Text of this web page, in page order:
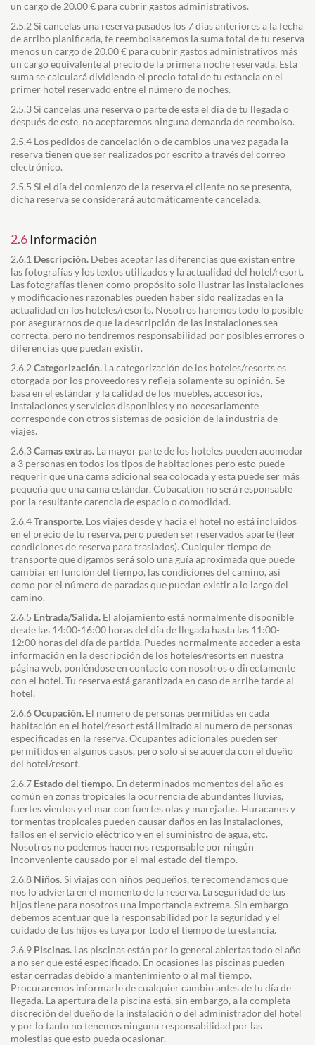
un cargo de 20.00 € para cubrir gastos administrativos.
2.5.2 Si cancelas una reserva pasados los 7 días anteriores a la fecha
de arribo planificada, te reembolsaremos la suma total de tu reserva
menos un cargo de 20.00 € para cubrir gastos administrativos más
un cargo equivalente al precio de la primera noche reservada. Esta
suma se calculará dividiendo el precio total de tu estancia en el
primer hotel reservado entre el número de noches.
2.5.3 Si cancelas una reserva o parte de esta el día de tu llegada o
después de este, no aceptaremos ninguna demanda de reembolso.
2.5.4 Los pedidos de cancelación o de cambios una vez pagada la
reserva tienen que ser realizados por escrito a través del correo
electrónico.
2.5.5 Si el día del comienzo de la reserva el cliente no se presenta,
dicha reserva se considerará automáticamente cancelada.
2.6Información
2.6.1 Descripción. Debes aceptar las diferencias que existan entre
las fotografías y los textos utilizados y la actualidad del hotel/resort.
Las fotografías tienen como propósito solo ilustrar las instalaciones
y modificaciones razonables pueden haber sido realizadas en la
actualidad en los hoteles/resorts. Nosotros haremos todo lo posible
por asegurarnos de que la descripción de las instalaciones sea
correcta, pero no tendremos responsabilidad por posibles errores o
diferencias que puedan existir.
2.6.2 Categorización. La categorización de los hoteles/resorts es
otorgada por los proveedores y refleja solamente su opinión. Se
basa en el estándar y la calidad de los muebles, accesorios,
instalaciones y servicios disponibles y no necesariamente
corresponde con otros sistemas de posición de la industria de
viajes.
2.6.3Camas extras. La mayor parte de los hoteles pueden acomodar
a 3 personas en todos los tipos de habitaciones pero esto puede
requerir que una cama adicional sea colocada y esta puede ser más
pequeña que una cama estándar. Cubacation no será responsable
por la resultante carencia de espacio o comodidad.
2.6.4Transporte. Los viajes desde y hacia el hotel no está incluidos
en el precio de tu reserva, pero pueden ser reservados aparte (leer
condiciones de reserva para traslados). Cualquier tiempo de
transporte que digamos será solo una guía aproximada que puede
cambiar en función del tiempo, las condiciones del camino, así
como por el número de paradas que puedan existir a lo largo del
camino.
2.6.5 Entrada/Salida. El alojamiento está normalmente disponible
desde las 14:00-16:00 horas del día de llegada hasta las 11:00-
12:00 horas del día de partida. Puedes normalmente acceder a esta
información en la descripción de los hoteles/resorts en nuestra
página web, poniéndose en contacto con nosotros o directamente
con el hotel. Tu reserva está garantizada en caso de arribe tarde al
hotel.
2.6.6Ocupación. El numero de personas permitidas en cada
habitación en el hotel/resort está limitado al numero de personas
especificadas en la reserva. Ocupantes adicionales pueden ser
permitidos en algunos casos, pero solo si se acuerda con el dueño
del hotel/resort.
2.6.7 Estado del tiempo. En determinados momentos del año es
común en zonas tropicales la ocurrencia de abundantes lluvias,
fuertes vientos y el mar con fuertes olas y marejadas. Huracanes y
tormentas tropicales pueden causar daños en las instalaciones,
fallos en el servicio eléctrico y en el suministro de agua, etc.
Nosotros no podemos hacernos responsable por ningún
inconveniente causado por el mal estado del tiempo.
2.6.8 Niños.Si viajas con niños pequeños, te recomendamos que
nos lo advierta en el momento de la reserva. La seguridad de tus
hijos tiene para nosotros una importancia extrema. Sin embargo
debemos acentuar que la responsabilidad por la seguridad y el
cuidado de tus hijos es tuya por todo el tiempo de tu estancia.
2.6.9 Piscinas. Las piscinas están por lo general abiertas todo el año
a no ser que esté especificado. En ocasiones las piscinas pueden
estar cerradas debido a mantenimiento o al mal tiempo.
Procuraremos informarle de cualquier cambio antes de tu día de
llegada. La apertura de la piscina está, sin embargo, a la completa
discreción del dueño de la instalación o del administrador del hotel
y por lo tanto no tenemos ninguna responsabilidad por las
molestias que esto pueda ocasionar.